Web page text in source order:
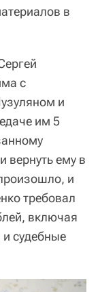
в
с
и
им 5
вернуть ему в
и
требовал
включая
и судебные